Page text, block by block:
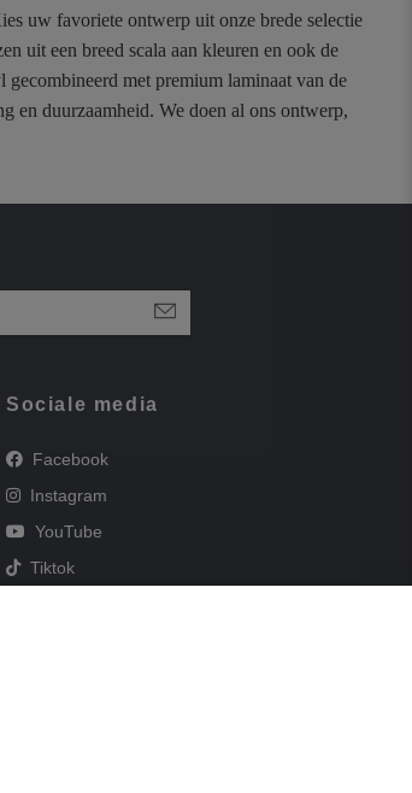
uw favoriete ontwerp uit onze brede selectie
uit een breed scala aan kleuren en ook de
met premium laminaat van de
en duurzaamheid. We doen al ons ontwerp,
Sociale media
Facebook
Instagram
YouTube
Tiktok